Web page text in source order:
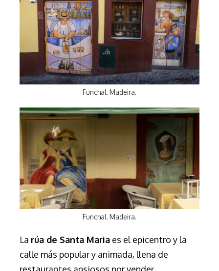
Funchal. Madeira.
Funchal. Madeira.
La rúa de Santa Maria es el epicentro y la
calle más popular y animada, llena de